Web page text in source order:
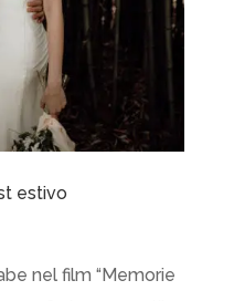
estivo
nel film “Memorie